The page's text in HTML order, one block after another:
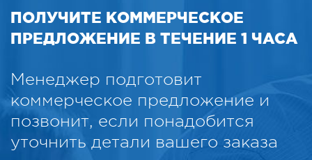
ПОЛУЧИТЕ КОММЕРЧЕСКОЕ
ПРЕДЛОЖЕНИЕ В ТЕЧЕНИЕ 1 ЧАСА
Менеджер подготовит
коммерческое предложение и
позвонит, если понадобится
уточнить детали вашего заказа